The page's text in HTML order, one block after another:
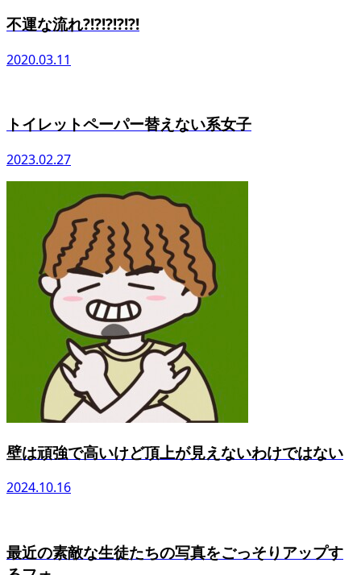
不運な流れ?!?!?!?!?!
2020.03.11
トイレットペーパー替えない系女子
2023.02.27
壁は頑強で高いけど頂上が見えないわけではない
2024.10.16
最近の素敵な生徒たちの写真をごっそりアップす